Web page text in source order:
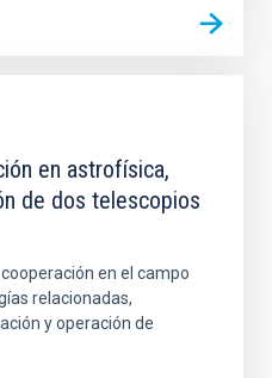
en astrofísica,
de dos telescopios
en el campo
relacionadas,
y operación de